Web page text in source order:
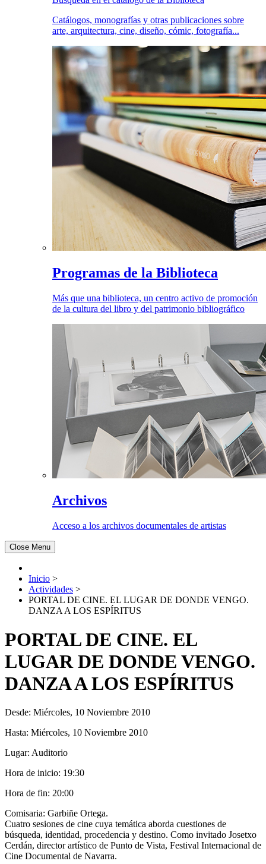
Catálogos, monografías y otras publicaciones sobre
arte, arquitectura, cine, diseño, cómic, fotografía...
Programas de la Biblioteca
Más que una biblioteca, un centro activo de promoción
de la cultura del libro y del patrimonio bibliográfico
Archivos
Acceso a los archivos documentales de artistas
Close Menu
Inicio >
Actividades >
PORTAL DE CINE. EL LUGAR DE DONDE VENGO.
DANZA A LOS ESPÍRITUS
PORTAL DE CINE. EL
LUGAR DE DONDE VENGO.
DANZA A LOS ESPÍRITUS
Desde: Miércoles, 10 Noviembre 2010
Hasta: Miércoles, 10 Noviembre 2010
Lugar: Auditorio
Hora de inicio: 19:30
Hora de fin: 20:00
Comisaria: Garbiñe Ortega.
Cuatro sesiones de cine cuya temática aborda cuestiones de
búsqueda, identidad, procedencia y destino. Como invitado Josetxo
Cerdán, director artístico de Punto de Vista, Festival Internacional de
Cine Documental de Navarra.